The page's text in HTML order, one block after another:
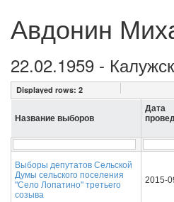
Авдонин
22.02.1959 -
Displayed rows: 2
Название выборов
Дата
Выборы депутатов Сельской
Думы сельского поселения
"Село Лопатино" третьего
созыва
2015-